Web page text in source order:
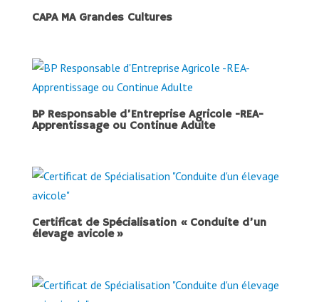
CAPA MA Grandes Cultures
BP Responsable d’Entreprise Agricole -REA-
Apprentissage ou Continue Adulte
Certificat de Spécialisation « Conduite d’un
élevage avicole »